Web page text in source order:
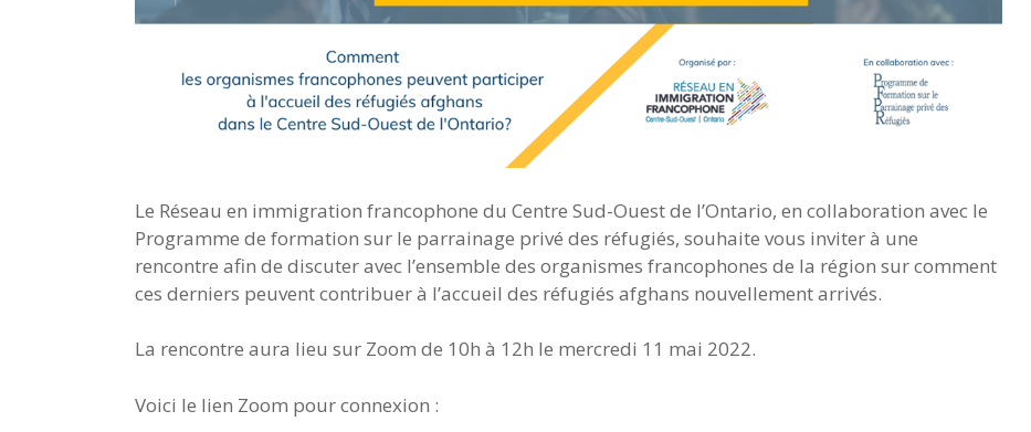
Le Réseau en immigration francophone du Centre Sud-Ouest de l’Ontario, en collaboration avec le
Programme de formation sur le parrainage privé des réfugiés, souhaite vous inviter à une
rencontre afin de discuter avec l’ensemble des organismes francophones de la région sur comment
ces derniers peuvent contribuer à l’accueil des réfugiés afghans nouvellement arrivés.
La rencontre aura lieu sur Zoom de 10h à 12h le mercredi 11 mai 2022.
Voici le lien Zoom pour connexion :